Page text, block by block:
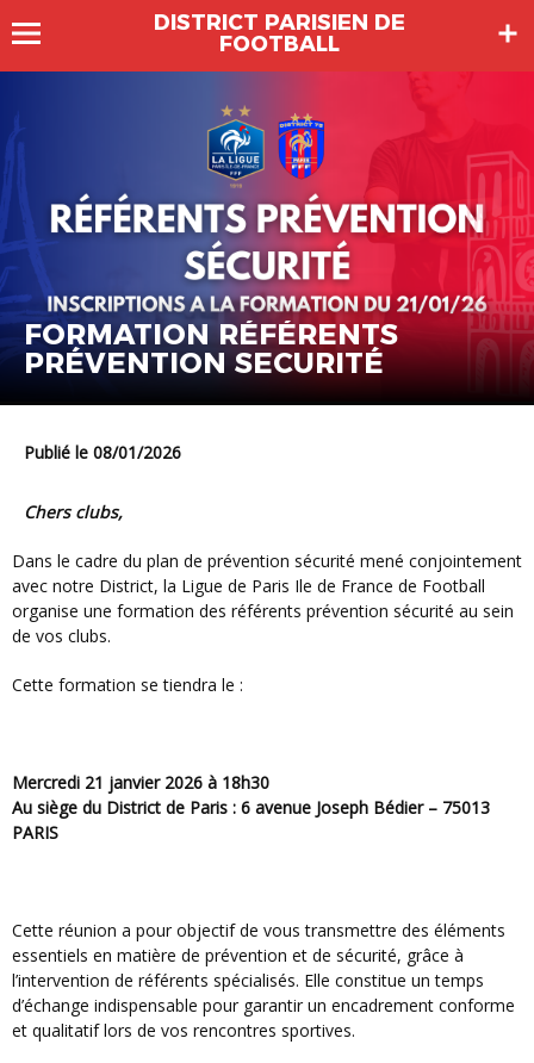
DISTRICT PARISIEN DE
FOOTBALL
FORMATION RÉFÉRENTS
PRÉVENTION SECURITÉ
Publié le 08/01/2026
Chers clubs,
Dans le cadre du plan de prévention sécurité mené conjointement
avec notre District, la Ligue de Paris Ile de France de Football
organise une formation des référents prévention sécurité au sein
de vos clubs.
Cette formation se tiendra le :
Mercredi 21 janvier 2026 à 18h30
Au siège du District de Paris : 6 avenue Joseph Bédier – 75013
PARIS
Cette réunion a pour objectif de vous transmettre des éléments
essentiels en matière de prévention et de sécurité, grâce à
l’intervention de référents spécialisés. Elle constitue un temps
d’échange indispensable pour garantir un encadrement conforme
et qualitatif lors de vos rencontres sportives.